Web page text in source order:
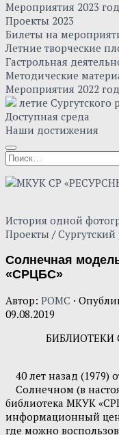
Мероприятия 2023 год
Проекты 2023
Билеты на
Летние творческие
Гастрольная
Методические
Мероприятия 2022 год
летие Сургутского
Доступная среда
Наши достижения
Найти:
История одной
Проекты /
Солнечная
«СРЦБС»
Автор: POMC ·
09.08.2019
БИБЛИОТЕКИ
40 лет назад (1979)
Солнечном (в
библиотека МКУК
информационный
где можно